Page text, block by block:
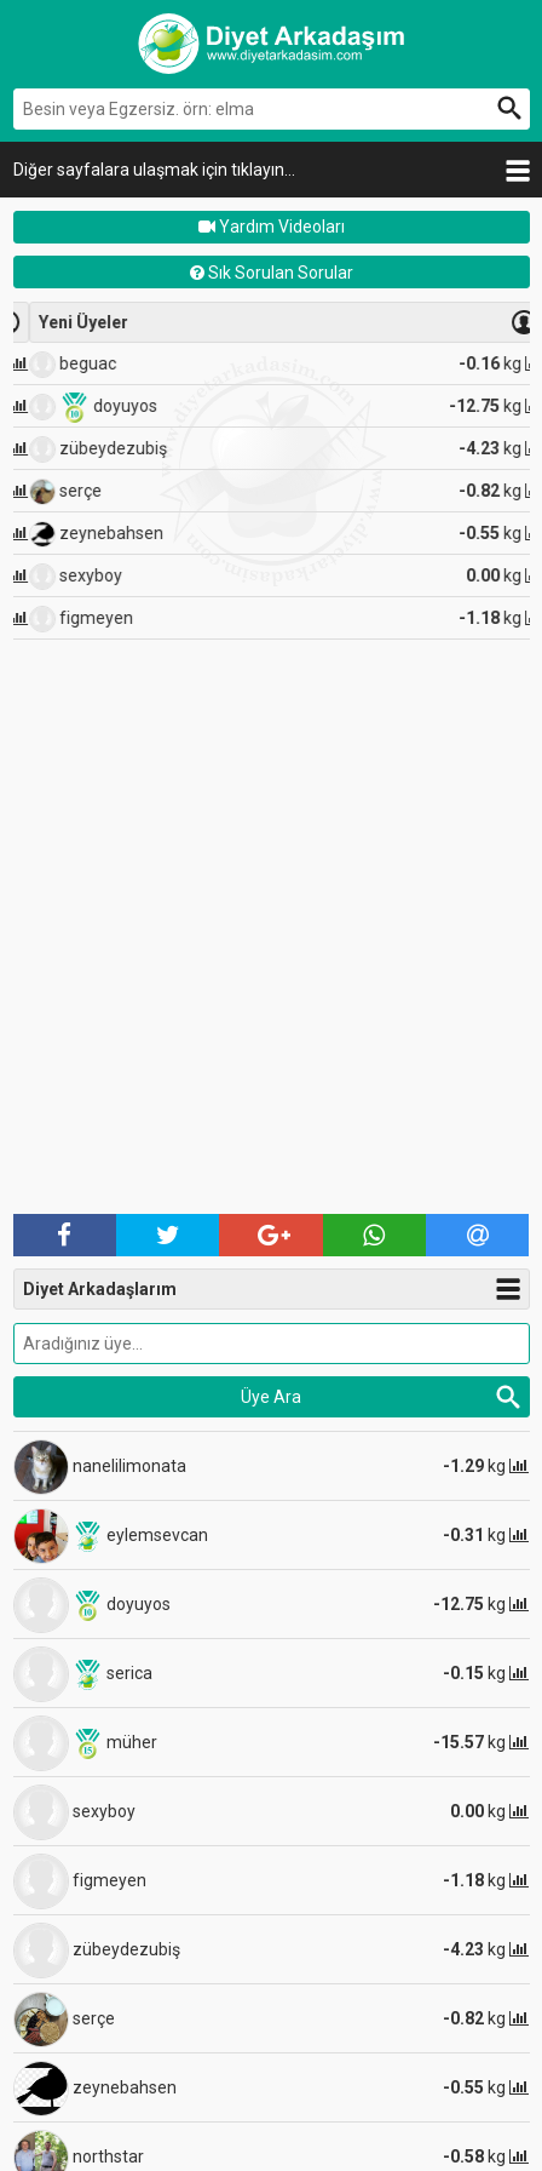
Diğer sayfalara ulaşmak için tıklayın...
Yardım Videoları
Sık Sorulan Sorular
Yeni Üyeler
beguac -0.16kg
doyuyos -12.75kg
zübeydezubiş -4.23kg
serçe -0.82kg
zeynebahsen -0.55kg
sexyboy 0.00kg
figmeyen -1.18kg
Diyet Arkadaşlarım
nanelilimonata -1.29 kg
eylemsevcan -0.31 kg
doyuyos -12.75 kg
serica -0.15 kg
müher -15.57 kg
sexyboy 0.00 kg
figmeyen -1.18 kg
zübeydezubiş -4.23 kg
serçe -0.82 kg
zeynebahsen -0.55 kg
northstar -0.58 kg